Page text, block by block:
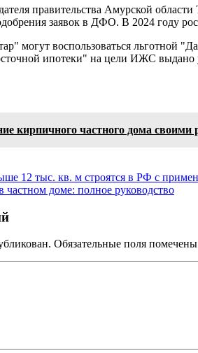
правительства Амурской
заявок в ДФО. В 2024 году
могут воспользоваться льготной
ипотеки" на цели ИЖС выдано
кирпичного частного дома
12 тыс. кв. м строятся в РФ с
доме: полное руководство
Обязательные поля помечены